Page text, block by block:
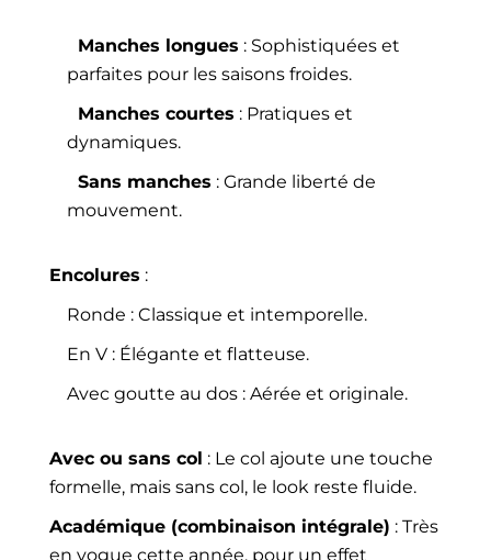
Manches longues : Sophistiquées et
parfaites pour les saisons froides.
Manches courtes : Pratiques et
dynamiques.
Sans manches : Grande liberté de
mouvement.
Encolures :
Ronde : Classique et intemporelle.
En V : Élégante et flatteuse.
Avec goutte au dos : Aérée et originale.
Avec ou sans col : Le col ajoute une touche
formelle, mais sans col, le look reste fluide.
Académique (combinaison intégrale) : Très
en vogue cette année, pour un effet